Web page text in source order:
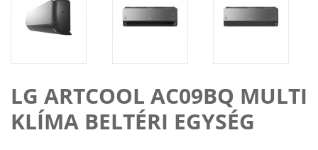
LG ARTCOOL AC09BQ MULTI
KLÍMA BELTÉRI EGYSÉG